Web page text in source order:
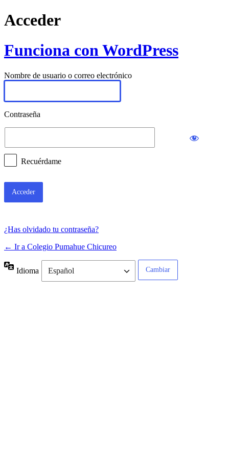
Acceder
Funciona con WordPress
Nombre de usuario o correo electrónico
Contraseña
Recuérdame
¿Has olvidado tu contraseña?
← Ir a Colegio Pumahue Chicureo
Idioma